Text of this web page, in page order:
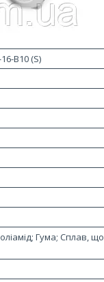
B10 (S)
Гума; Сплав, що